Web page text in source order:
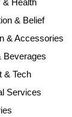
& Belief
& Accessories
Beverages
& Tech
Services